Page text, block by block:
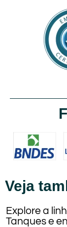
Veja
Explore a
Tanques e